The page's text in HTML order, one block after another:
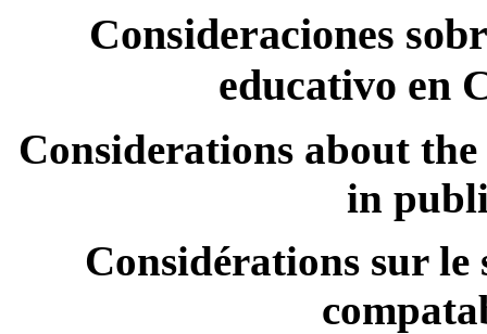
Consideraciones
educativo en
Considerations about
in
Considérations sur